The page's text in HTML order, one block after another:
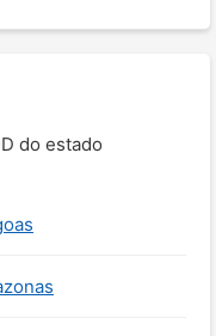
do estado